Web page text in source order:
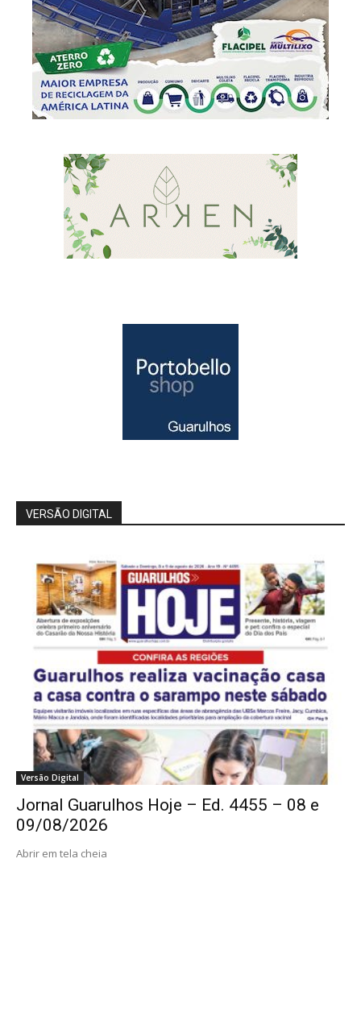
VERSÃO DIGITAL
Versão Digital
Jornal Guarulhos Hoje – Ed. 4455 – 08 e
09/08/2026
Abrir em tela cheia